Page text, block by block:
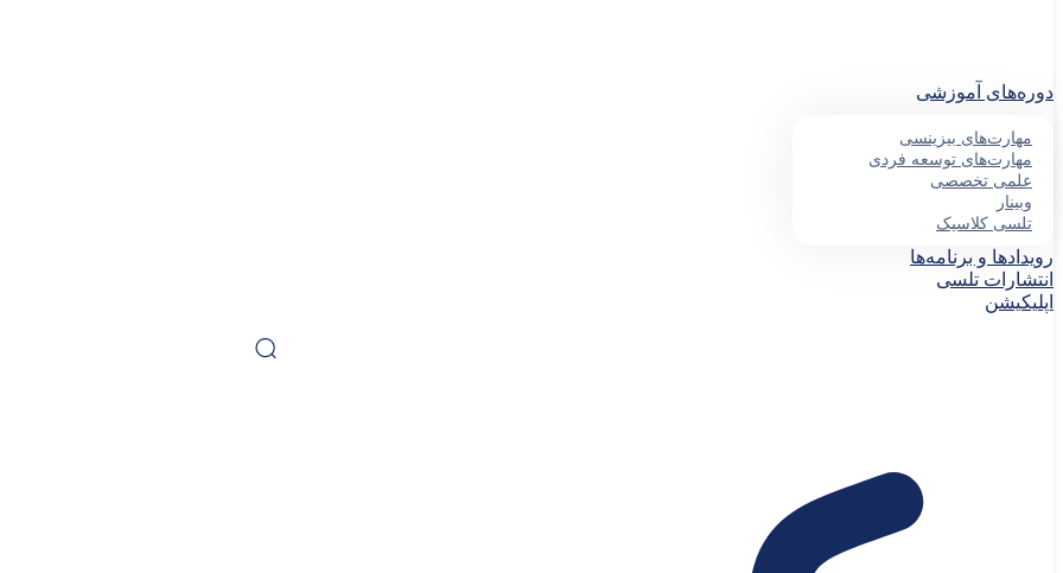
دوره‌های آموزشی
مهارت‌های بیزینسی
مهارت‌های توسعه فردی
علمی تخصصی
وبینار
تلسی کلاسیک
رویدادها و برنامه‌ها
انتشارات تلسی
اپلیکیشن